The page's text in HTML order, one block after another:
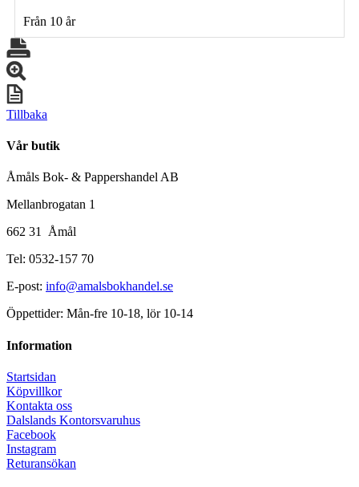
Från 10 år
Tillbaka
Vår butik
Åmåls Bok- & Pappershandel AB
Mellanbrogatan 1
662 31 Åmål
Tel: 0532-157 70
E-post: info@amalsbokhandel.se
Öppettider: Mån-fre 10-18, lör 10-14
Information
Startsidan
Köpvillkor
Kontakta oss
Dalslands Kontorsvaruhus
Facebook
Instagram
Returansökan